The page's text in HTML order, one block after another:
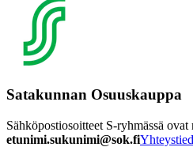
Satakunnan Osuuskauppa
Sähköpostiosoitteet S-ryhmässä ovat
etunimi.sukunimi@sok.fi